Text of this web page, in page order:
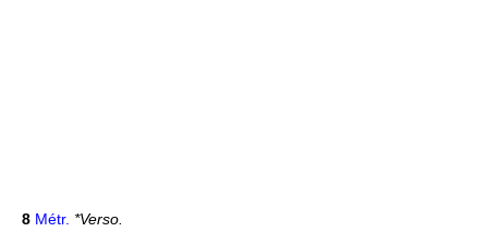
8 Métr. *Verso.